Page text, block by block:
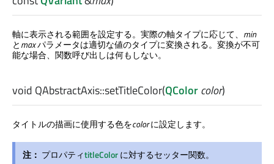
軸に表示される範囲を設定する。実際の軸タイプに応じて、 min
とmaxパラメータは適切な値のタイプに変換される。変換が不可
能な場合、関数呼び出しは何もしない。
void QAbstractAxis::setTitleColor(QColorcolor)
タイトルの描画に使用する色をcolorに設定します。
注： プロパティtitleColorに対するセッター関数。